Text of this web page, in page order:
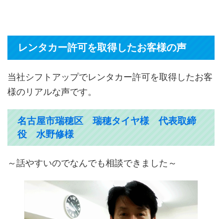
レンタカー許可を取得したお客様の声
当社シフトアップでレンタカー許可を取得したお客
様のリアルな声です。
名古屋市瑞穂区 瑞穂タイヤ様 代表取締
役 水野修様
～話やすいのでなんでも相談できました～